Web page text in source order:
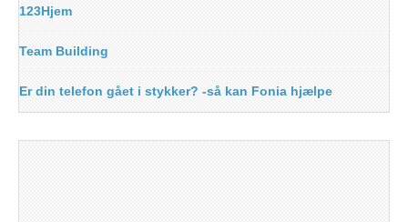
123Hjem
Team Building
Er din telefon gået i stykker? -så kan Fonia hjælpe